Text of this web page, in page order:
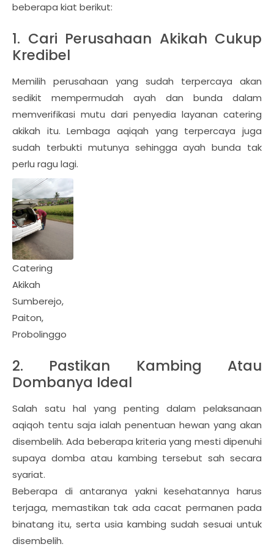
beberapa kiat berikut:
1. Cari Perusahaan Akikah Cukup
Kredibel
Memilih perusahaan yang sudah terpercaya akan
sedikit mempermudah ayah dan bunda dalam
memverifikasi mutu dari penyedia layanan catering
akikah itu. Lembaga aqiqah yang terpercaya juga
sudah terbukti mutunya sehingga ayah bunda tak
perlu ragu lagi.
Catering
Akikah
Sumberejo,
Paiton,
Probolinggo
2. Pastikan Kambing Atau
Dombanya Ideal
Salah satu hal yang penting dalam pelaksanaan
aqiqoh tentu saja ialah penentuan hewan yang akan
disembelih. Ada beberapa kriteria yang mesti dipenuhi
supaya domba atau kambing tersebut sah secara
syariat.
Beberapa di antaranya yakni kesehatannya harus
terjaga, memastikan tak ada cacat permanen pada
binatang itu, serta usia kambing sudah sesuai untuk
disembelih.